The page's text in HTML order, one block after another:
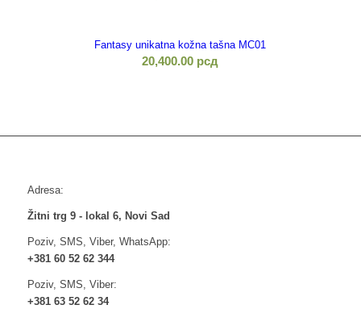
Fantasy unikatna kožna tašna MC01
20,400.00 рсд
Adresa:
Žitni trg 9 - lokal 6, Novi Sad
Poziv, SMS, Viber, WhatsApp:
+381 60 52 62 344
Poziv, SMS, Viber:
+381 63 52 62 34